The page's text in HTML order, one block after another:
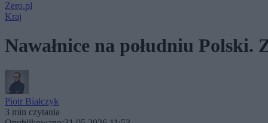
Zero.pl
Kraj
Nawałnice na południu
Piotr Białczyk
3 min czytania